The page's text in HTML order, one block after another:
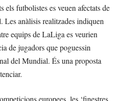
els futbolistes es veuen afectats de
anàlisis realitzades indiquen
equips de LaLiga es veurien
de jugadors que poguessin
del Mundial. És una proposta
europees, les ‘finestres